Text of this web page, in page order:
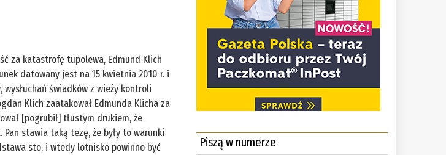
za katastrofę tupolewa, Edmund Klich
datowany jest na 15 kwietnia 2010 r. i
świadków z wieży kontroli
Klich zaatakował Edmunda Klicha za
[pogrubił] tłustym drukiem, że
stawia taką tezę, że były to warunki
sto, i wtedy lotnisko powinno być
Piszą w numerze